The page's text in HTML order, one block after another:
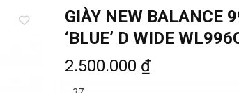
GIÀY NEW BALANCE
‘BLUE’ D WIDE
2.500.000 ₫